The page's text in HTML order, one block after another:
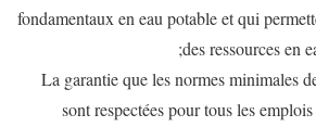
fondamentaux en eau potable et qui
des ressources en
La garantie que les normes minimales
sont respectées pour tous les